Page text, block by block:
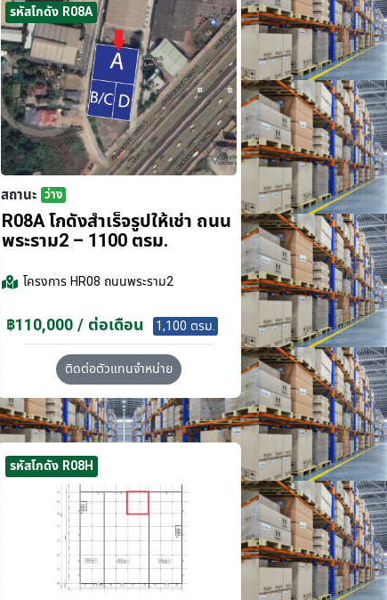
รหัสโกดัง R08A
สถานะ ว่าง
R08A โกดังสำเร็จรูปให้เช่า ถนน
พระราม2 – 1100 ตรม.
โครงการHR08 ถนนพระราม2
฿110,000 / ต่อเดือน 1,100 ตรม.
ติดต่อตัวแทนจำหน่าย
รหัสโกดัง R08H